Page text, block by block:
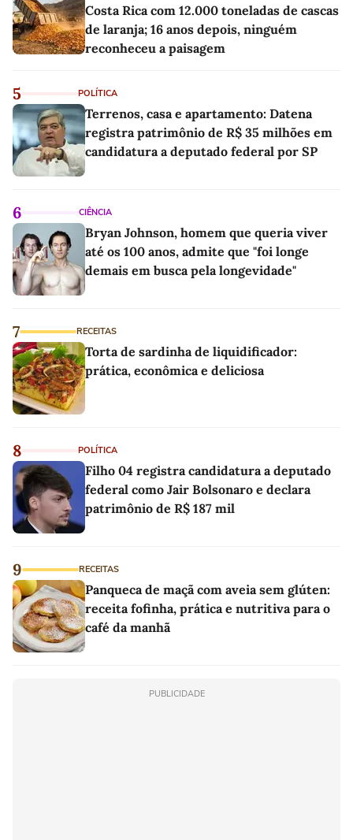
Costa Rica com 12.000 toneladas de cascas
de laranja; 16 anos depois, ninguém
reconheceu a paisagem
5 POLÍTICA
Terrenos, casa e apartamento: Datena
registra patrimônio de R$ 35 milhões em
candidatura a deputado federal por SP
6 CIÊNCIA
Bryan Johnson, homem que queria viver
até os 100 anos, admite que "foi longe
demais em busca pela longevidade"
7 RECEITAS
Torta de sardinha de liquidificador:
prática, econômica e deliciosa
8 POLÍTICA
Filho 04 registra candidatura a deputado
federal como Jair Bolsonaro e declara
patrimônio de R$ 187 mil
9 RECEITAS
Panqueca de maçã com aveia sem glúten:
receita fofinha, prática e nutritiva para o
café da manhã
PUBLICIDADE